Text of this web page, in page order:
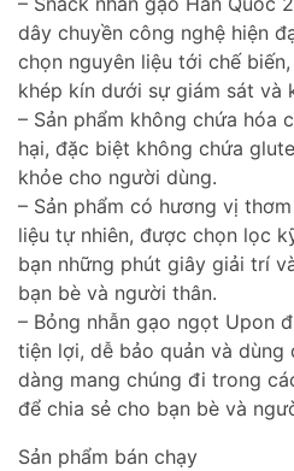
dây chuyền công nghệ hiện
chọn nguyên liệu tới chế
khép kín dưới sự giám sát và
– Sản phẩm không chứa hóa
hại, đặc biệt không chứa
khỏe cho người dùng.
– Sản phẩm có hương vị
liệu tự nhiên, được chọn lọc
bạn những phút giây giải trí
bạn bè và người thân.
– Bỏng nhẫn gạo ngọt Upon
tiện lợi, dễ bảo quản và dùng
dàng mang chúng đi trong
để chia sẻ cho bạn bè và
Sản phẩm bán chạy